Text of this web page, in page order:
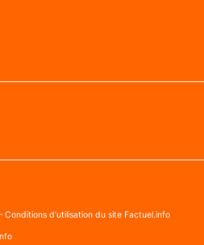
Conditions d’utilisation du site Factuel.info